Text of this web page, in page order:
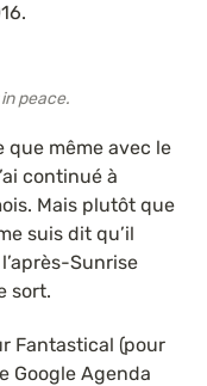
peace.
même avec le
continué à
Mais plutôt que
suis dit qu’il
Sunrise
sort.
Fantastical (pour
Google Agenda